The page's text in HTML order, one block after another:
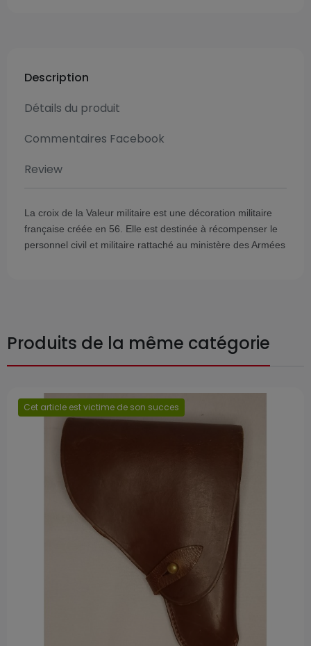
Description
Détails du produit
Commentaires Facebook
Review
La croix de la Valeur militaire est une décoration militaire
française créée en 56. Elle est destinée à récompenser le
personnel civil et militaire rattaché au ministère des Armées
Produits de la même catégorie
Cet article est victime de son succes